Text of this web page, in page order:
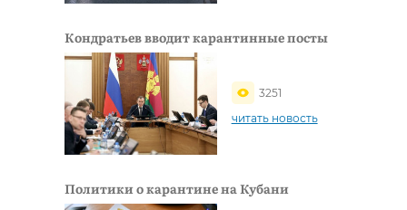
Кондратьев вводит карантинные посты
3251
читать новость
Политики о карантине на Кубани